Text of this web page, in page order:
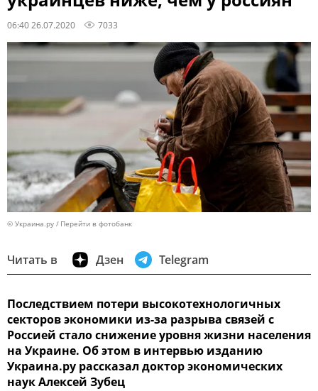
06:40 26.07.2020 7033
© Украина.ру Перейти в фотобанк
Читать в Дзен Telegram
Последствием потери высокотехнологичных
секторов экономики из-за разрыва связей с
Россией стало снижение уровня жизни населения
на Украине. Об этом в интервью изданию
Украина.ру рассказал доктор экономических
наук Алексей Зубец